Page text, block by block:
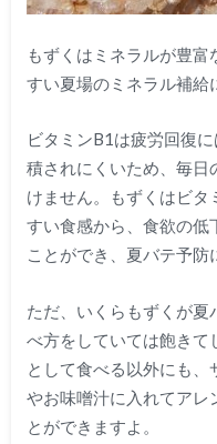
もずくはミネラルが豊
すい夏場のミネラル補給
ビタミンB1は疲労回復
積されにくいため、毎日
けません。もずくはビ
すい食感から、食欲の低
ことができ、夏バテ予防
ただ、いくらもずくが夏
べ方をしていては飽きて
として食べる以外にも
やお味噌汁に入れてアレ
とができますよ。